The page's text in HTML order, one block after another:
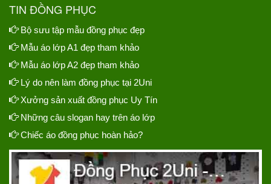
TIN ĐỒNG PHỤC
Bộ sưu tập mẫu đồng phục đẹp
Mẫu áo lớp A1 đẹp tham khảo
Mẫu áo lớp A2 đẹp tham khảo
Lý do nên làm đồng phục tại 2Uni
Xưởng sản xuất đồng phục Uy Tín
Những câu slogan hay trên áo lớp
Chiếc áo đồng phục hoàn hảo?